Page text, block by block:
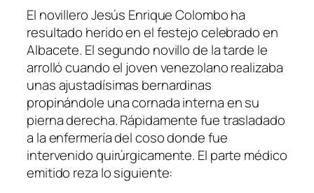
El novillero Jesús Enrique Colombo ha
resultado herido en el festejo celebrado en
Albacete. El segundo novillo de la tarde le
arrolló cuando el joven venezolano realizaba
unas ajustadísimas bernardinas
propinándole una cornada interna en su
pierna derecha. Rápidamente fue trasladado
a la enfermería del coso donde fue
intervenido quirúrgicamente. El parte médico
emitido reza lo siguiente: